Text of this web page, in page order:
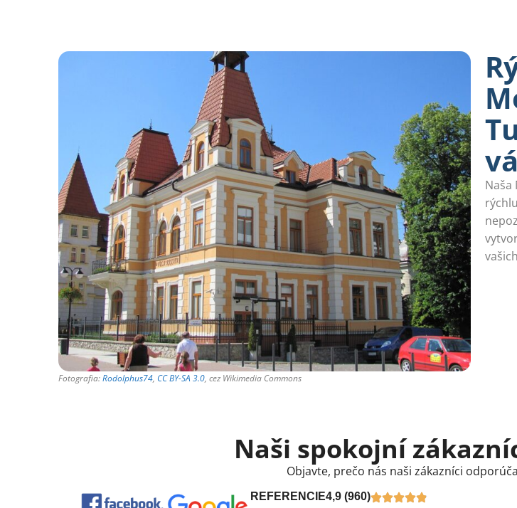
Fotografia:Rodolphus74, CC BY-SA 3.0, cez Wikimedia Commons
Naša
Naši spokojní
Objavte, prečo nás naši zákazníci
REFERENCIE4,9 (960)